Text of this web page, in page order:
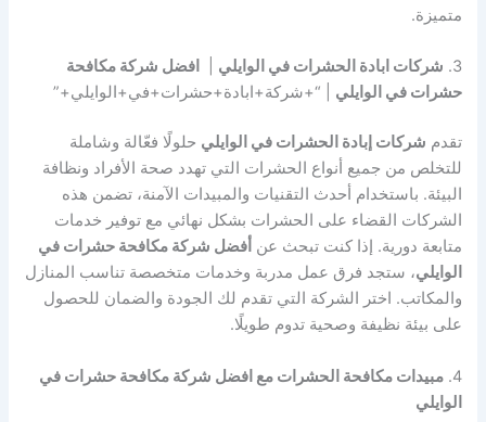
متميزة.
3. شركات ابادة الحشرات في الوايلي
افضل شركة مكافحة
حشرات في الوايلي | “+شركة+ابادة+حشرات+في+الوايلي+”
تقدم شركات إبادة الحشرات في الوايلي حلولًا فعّالة وشاملة
للتخلص من جميع أنواع الحشرات التي تهدد صحة الأفراد ونظافة
البيئة. باستخدام أحدث التقنيات والمبيدات الآمنة، تضمن هذه
الشركات القضاء على الحشرات بشكل نهائي مع توفير خدمات
متابعة دورية. إذا كنت تبحث عن أفضل شركة مكافحة حشرات في
الوايلي، ستجد فرق عمل مدربة وخدمات متخصصة تناسب المنازل
والمكاتب. اختر الشركة التي تقدم لك الجودة والضمان للحصول
على بيئة نظيفة وصحية تدوم طويلًا.
4. مبيدات مكافحة الحشرات مع افضل شركة مكافحة حشرات في
الوايلي